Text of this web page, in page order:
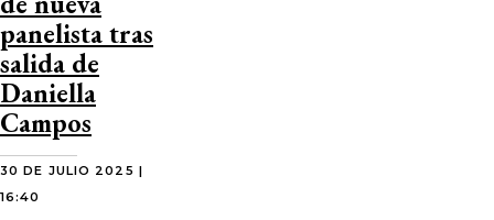
panelista tras
salida de
Daniella
Campos
30 DE JULIO 2025 |
16:40